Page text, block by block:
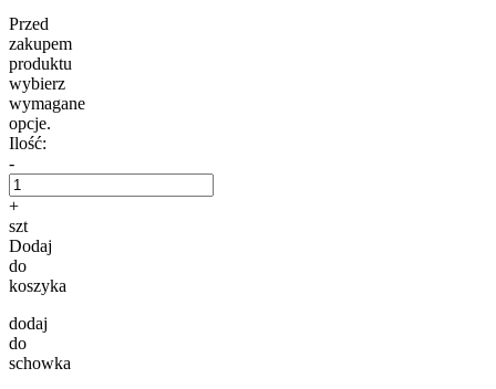
Przed
zakupem
produktu
wybierz
wymagane
opcje.
Ilość:
-
+
szt
Dodaj
do
koszyka
dodaj
do
schowka